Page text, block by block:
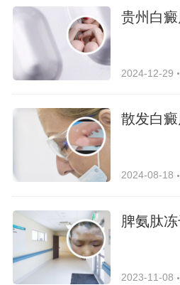
贵州白
2024-12-29
散发白
2024-08-18
脾氨肽
2023-11-08